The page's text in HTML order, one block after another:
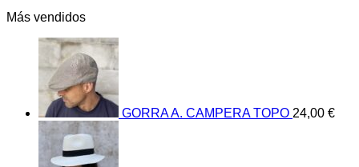
Más vendidos
GORRA A. CAMPERA TOPO 24,00 €